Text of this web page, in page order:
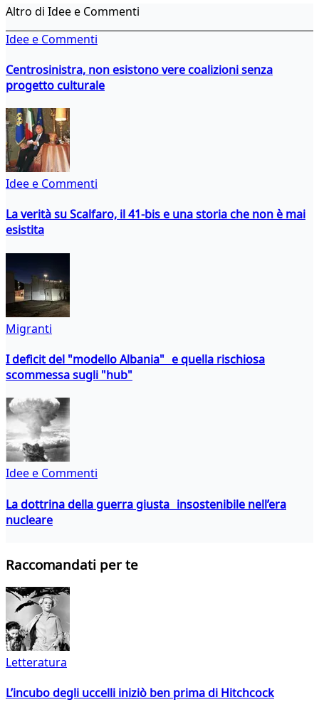
Altro di Idee e Commenti
Idee e Commenti
Centrosinistra, non esistono vere coalizioni senza
progetto culturale
Idee e Commenti
La verità su Scalfaro, il 41-bis e una storia che non è mai
esistita
Migranti
I deficit del "modello Albania" e quella rischiosa
scommessa sugli "hub"
Idee e Commenti
La dottrina della guerra giusta insostenibile nell’era
nucleare
Raccomandati per te
Letteratura
L’incubo degli uccelli iniziò ben prima di Hitchcock